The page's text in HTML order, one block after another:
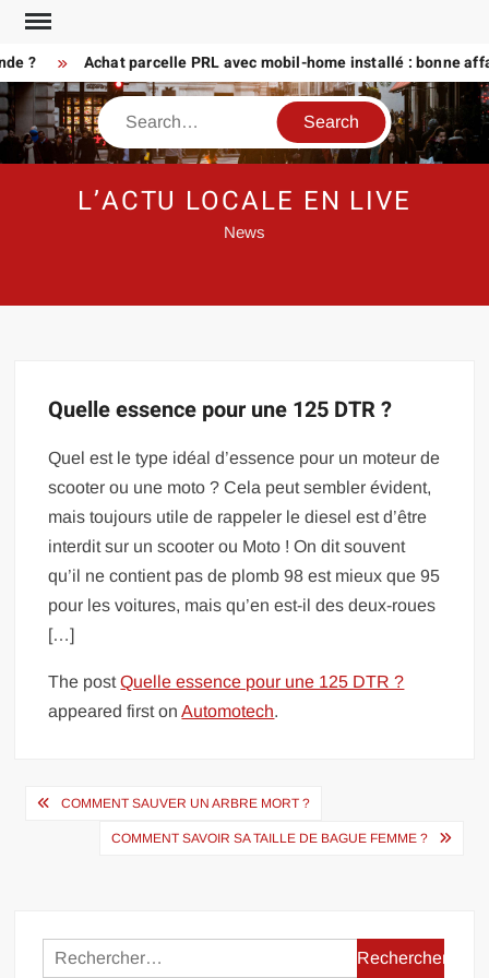
Skip
content
? Achat parcelle PRL avec mobil-home installé : bonne
Search
L’ACTU LOCALE EN LIVE
News
Quelle essence pour une 125 DTR ?
Quel est le type idéal d’essence pour un moteur de
scooter ou une moto ? Cela peut sembler évident,
mais toujours utile de rappeler le diesel est d’être
interdit sur un scooter ou Moto ! On dit souvent
qu’il ne contient pas de plomb 98 est mieux que 95
pour les voitures, mais qu’en est-il des deux-roues
[…]
The postQuelle essence pour une 125 DTR ?
appeared first onAutomotech.
Navigation
COMMENT SAUVER UN ARBRE MORT ?
COMMENT SAVOIR SA TAILLE DE BAGUE FEMME ?
Rechercher :